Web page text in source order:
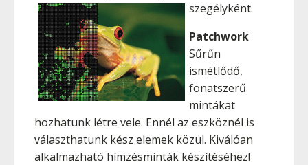
szegélyként.
Patchwork
Sűrűn
ismétlődő,
fonatszerű
mintákat
hozhatunk létre vele. Ennél az eszköznél is
választhatunk kész elemek közül. Kiválóan
alkalmazható hímzésminták készítéséhez!